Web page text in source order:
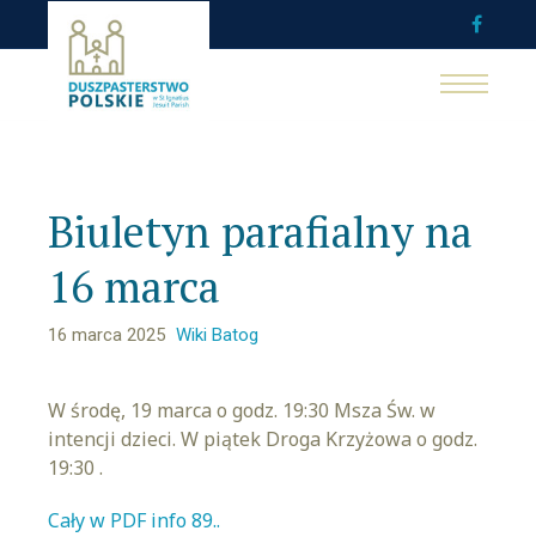
Biuletyn parafialny na
16 marca
16 marca 2025 Wiki Batog
W środę, 19 marca o godz. 19:30 Msza Św. w
intencji dzieci. W piątek Droga Krzyżowa o godz.
19:30 .
Cały w PDF info 89..